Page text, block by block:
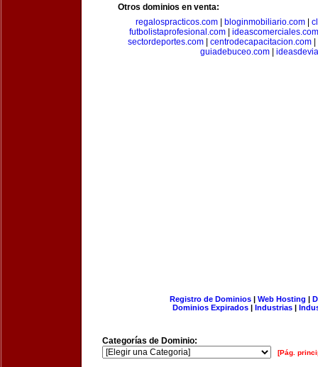
Otros dominios en venta:
regalospracticos.com| bloginmobiliario.com|
futbolistaprofesional.com
ideascomerciales.com
sectordeportes.com| centrodecapacitacion.com|
guiadebuceo.com|
Registro de Dominios| Web Hosting |
Dominios Expirados | Industrias |
Categorías de Dominio:
[Pág.